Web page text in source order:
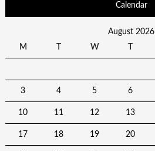
Calendar
August 2026
M
W
3 4 5 6
10 11 12 13
17 18 19 20